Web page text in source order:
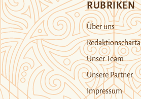
RUBRIKEN
Über uns
Redaktionscharta
Unser Team
Unsere Partner
Impressum